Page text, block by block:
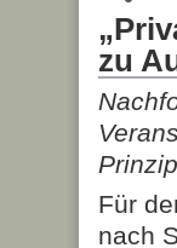
zu
Für
nach